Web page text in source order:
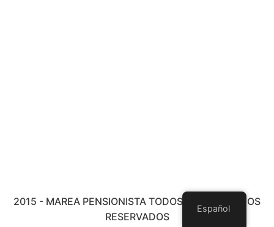
2015 - MAREA PENSIONISTA TODOS LOS DERECHOS
RESERVADOS
Español